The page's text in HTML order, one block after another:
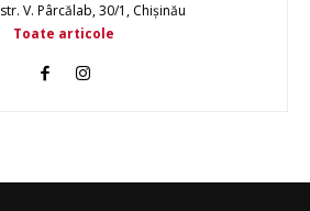
str. V. Pârcălab, 30/1, Chișinău
Toate articole